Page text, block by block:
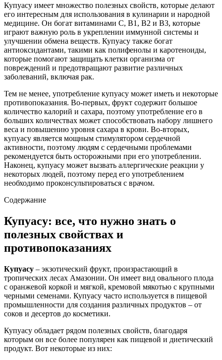
Купуасу имеет множество полезных свойств, которые делают
его интересным для использования в кулинарии и народной
медицине. Он богат витаминами C, B1, B2 и B3, которые
играют важную роль в укреплении иммунной системы и
улучшении обмена веществ. Купуасу также богат
антиоксидантами, такими как полифенолы и каротеноиды,
которые помогают защищать клетки организма от
повреждений и предотвращают развитие различных
заболеваний, включая рак.
Тем не менее, употребление купуасу может иметь и некоторые
противопоказания. Во-первых, фрукт содержит большое
количество калорий и сахара, поэтому употребление его в
больших количествах может способствовать набору лишнего
веса и повышению уровня сахара в крови. Во-вторых,
купуасу является мощным стимулятором сердечной
активности, поэтому людям с сердечными проблемами
рекомендуется быть осторожными при его употреблении.
Наконец, купуасу может вызвать аллергические реакции у
некоторых людей, поэтому перед его употреблением
необходимо проконсультироваться с врачом.
Содержание
Купуасу: все, что нужно знать о
полезных свойствах и
противопоказаниях
Купуасу – экзотический фрукт, произрастающий в
тропических лесах Амазонии. Он имеет вид овального плода
с оранжевой коркой и мягкой, кремовой мякотью с крупными
черными семенами. Купуасу часто используется в пищевой
промышленности для создания различных продуктов – от
соков и десертов до косметики.
Купуасу обладает рядом полезных свойств, благодаря
которым он все более популярен как пищевой и диетический
продукт. Вот некоторые из них: